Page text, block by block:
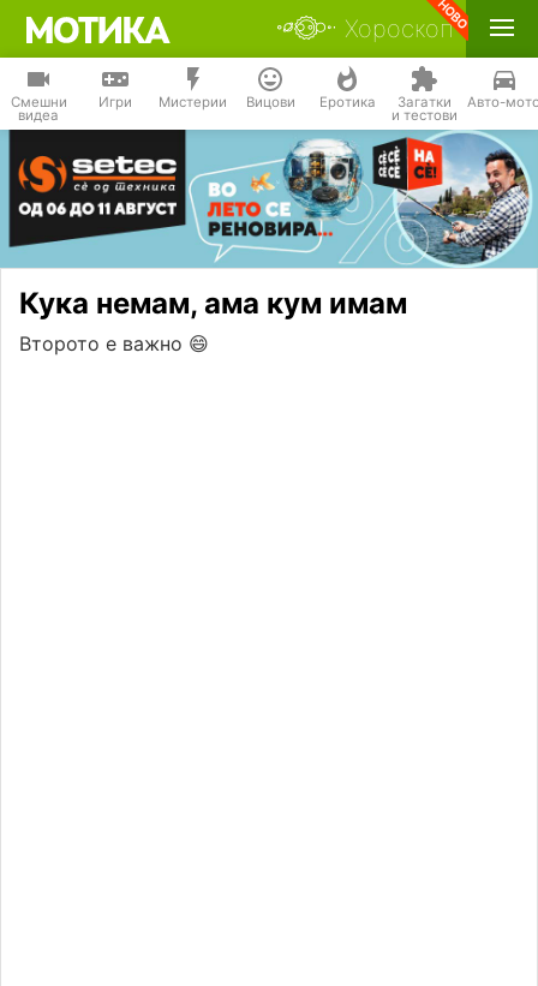
Хороскоп
Смешни
видеа
Игри Мистерии Вицови Еротика Загатки
и тестови
Авто-
Кука немам, ама кум имам
Второто е важно 😄